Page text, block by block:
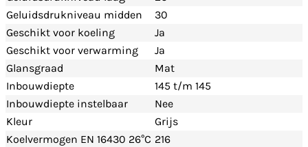
Geluidsdrukniveau midden
30
Geschikt voor koeling
Ja
Geschikt voor verwarming
Ja
Glansgraad
Mat
Inbouwdiepte
145 t/m 145
Inbouwdiepte instelbaar
Nee
Kleur
Grijs
Koelvermogen EN 16430 26°C 216